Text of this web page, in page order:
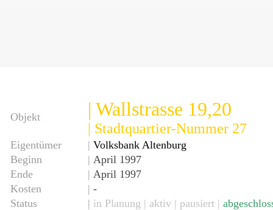
Objekt | Wallstrasse 19,20
| Stadtquartier-Nummer 27
Eigentümer | Volksbank Altenburg
Beginn
| April 1997
Ende
| April 1997
Kosten
| -
Status
| in Planung | aktiv | pausiert |